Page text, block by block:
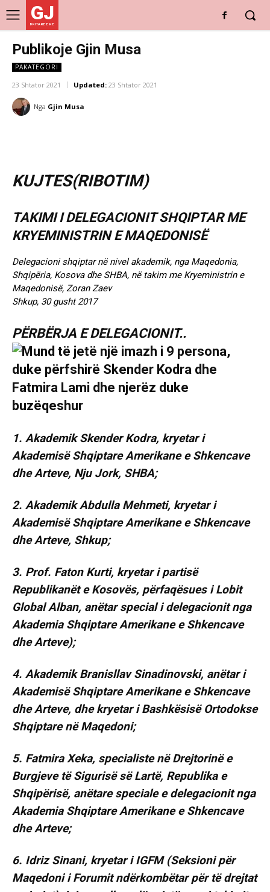
GJ
DRITARE E RE
Publikoje Gjin Musa
PAKATEGORI
23 Shtator 2021 Updated: 23 Shtator 2021
Nga Gjin Musa
KUJTES(RIBOTIM)
TAKIMI I DELEGACIONIT SHQIPTAR ME
KRYEMINISTRIN E MAQEDONISË
Delegacioni shqiptar në nivel akademik, nga Maqedonia,
Shqipëria, Kosova dhe SHBA, në takim me Kryeministrin e
Maqedonisë, Zoran Zaev
Shkup, 30 gusht 2017
PËRBËRJA E DELEGACIONIT..
1. Akademik Skender Kodra, kryetar i
Akademisë Shqiptare Amerikane e Shkencave
dhe Arteve, Nju Jork, SHBA;
2. Akademik Abdulla Mehmeti, kryetar i
Akademisë Shqiptare Amerikane e Shkencave
dhe Arteve, Shkup;
3. Prof. Faton Kurti, kryetar i partisë
Republikanët e Kosovës, përfaqësues i Lobit
Global Alban, anëtar special i delegacionit nga
Akademia Shqiptare Amerikane e Shkencave
dhe Arteve);
4. Akademik Branisllav Sinadinovski, anëtar i
Akademisë Shqiptare Amerikane e Shkencave
dhe Arteve, dhe kryetar i Bashkësisë Ortodokse
Shqiptare në Maqedoni;
5. Fatmira Xeka, specialiste në Drejtorinë e
Burgjeve të Sigurisë së Lartë, Republika e
Shqipërisë, anëtare speciale e delegacionit nga
Akademia Shqiptare Amerikane e Shkencave
dhe Arteve;
6. Idriz Sinani, kryetar i IGFM (Seksioni për
Maqedoni i Forumit ndërkombëtar për të drejtat